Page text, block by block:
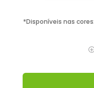
*Disponíveis nas